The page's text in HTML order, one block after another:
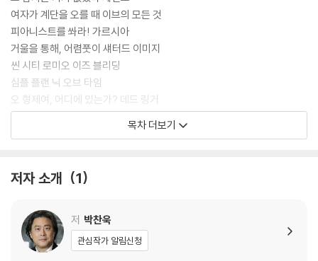
여자가 계단을 오를 때 이브의 모든 것
피아니스트를 쏴라! 가르시아
거울을 통해, 어렴풋이 섀터드 이미지
씬 시티 로미오 이즈 블리딩
심플 플랜 닉 오브 타임
오 형제여, 어디에 있는가? 데드 링거
교사형 살인에 관한 짧은 필름
독버섯의 치명적 매력 마타도르
길의 왕과 난폭한 천사들 매드 맥스
배드 랜즈 브레이크 다운
영화 카메라를 든 사람 ’84 찰리 모픽
중절모=브레인 가드 밀러스 크로싱
목차 더보기
저자 소개 1
저 박찬욱
관심작가 알림신청